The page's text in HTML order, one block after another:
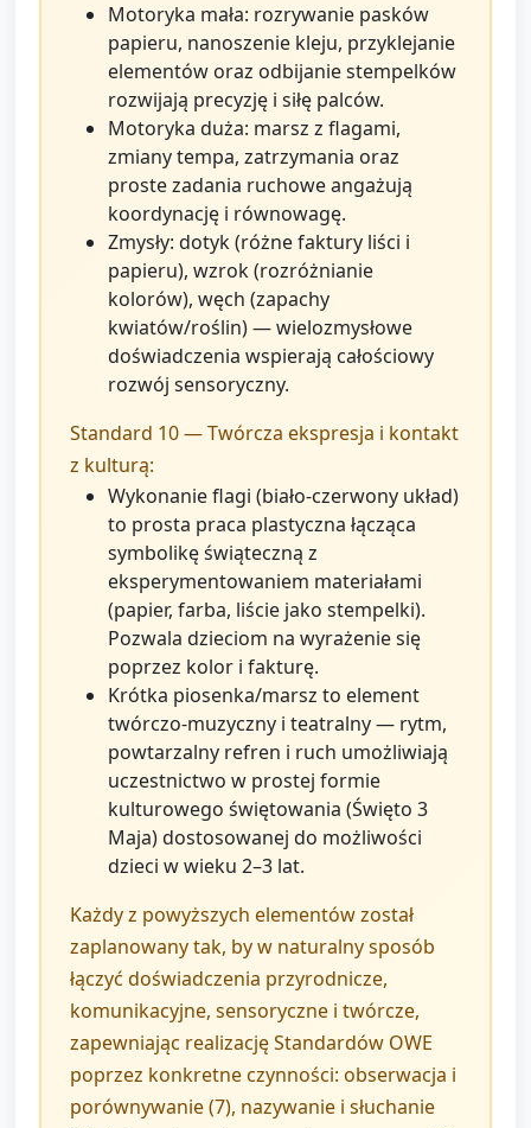
Motoryka mała: rozrywanie pasków
papieru, nanoszenie kleju, przyklejanie
elementów oraz odbijanie stempelków
rozwijają precyzję i siłę palców.
Motoryka duża: marsz z flagami,
zmiany tempa, zatrzymania oraz
proste zadania ruchowe angażują
koordynację i równowagę.
Zmysły: dotyk (różne faktury liści i
papieru), wzrok (rozróżnianie
kolorów), węch (zapachy
kwiatów/roślin) — wielozmysłowe
doświadczenia wspierają całościowy
rozwój sensoryczny.
Standard 10 — Twórcza ekspresja i kontakt
z kulturą:
Wykonanie flagi (biało‑czerwony układ)
to prosta praca plastyczna łącząca
symbolikę świąteczną z
eksperymentowaniem materiałami
(papier, farba, liście jako stempelki).
Pozwala dzieciom na wyrażenie się
poprzez kolor i fakturę.
Krótka piosenka/marsz to element
twórczo‑muzyczny i teatralny — rytm,
powtarzalny refren i ruch umożliwiają
uczestnictwo w prostej formie
kulturowego świętowania (Święto 3
Maja) dostosowanej do możliwości
dzieci w wieku 2–3 lat.
Każdy z powyższych elementów został
zaplanowany tak, by w naturalny sposób
łączyć doświadczenia przyrodnicze,
komunikacyjne, sensoryczne i twórcze,
zapewniając realizację Standardów OWE
poprzez konkretne czynności: obserwacja i
porównywanie (7), nazywanie i słuchanie